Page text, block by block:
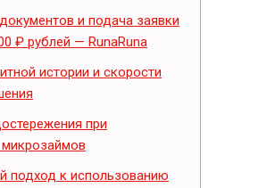
и подача заявки
₽ рублей — RunaRuna
истории и скорости
при
подход к использованию